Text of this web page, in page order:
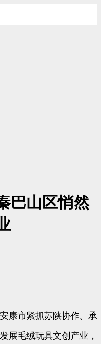
巴山区悄然
康市紧抓苏陕协作、承
展毛绒玩具文创产业，